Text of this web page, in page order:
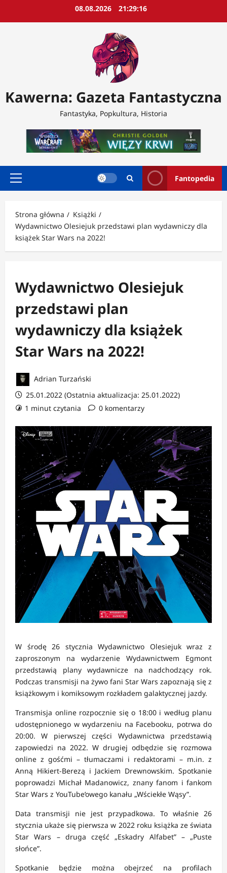
08.08.2026 21:29:18
Kawerna: Gazeta Fantastyczna
Fantastyka, Popkultura, Historia
Menu
Fantopedia
Strona główna
Książki
Wydawnictwo Olesiejuk przedstawi plan wydawniczy dla
książek Star Wars na 2022!
Wydawnictwo Olesiejuk
przedstawi plan
wydawniczy dla książek
Star Wars na 2022!
Adrian Turzański
25.01.2022 (Ostatnia aktualizacja: 25.01.2022)
1 minut czytania
0 komentarzy
W środę 26 stycznia Wydawnictwo Olesiejuk wraz z
zaproszonym na wydarzenie Wydawnictwem Egmont
przedstawią plany wydawnicze na nadchodzący rok.
Podczas transmisji na żywo fani Star Wars zapoznają się z
książkowym i komiksowym rozkładem galaktycznej jazdy.
Transmisja online rozpocznie się o 18:00 i według planu
udostępnionego w wydarzeniu na Facebooku, potrwa do
20:00. W pierwszej części Wydawnictwa przedstawią
zapowiedzi na 2022. W drugiej odbędzie się rozmowa
online z gośćmi – tłumaczami i redaktorami – m.in. z
Anną Hikiert-Berezą i Jackiem Drewnowskim. Spotkanie
poprowadzi Michał Madanowicz, znany fanom i fankom
Star Wars z YouTube’owego kanału „Wściekłe Wąsy”.
Data transmisji nie jest przypadkowa. To właśnie 26
stycznia ukaże się pierwsza w 2022 roku książka ze świata
Star Wars – druga część „Eskadry Alfabet” – „Puste
słońce”.
Spotkanie będzie można obejrzeć na profilach